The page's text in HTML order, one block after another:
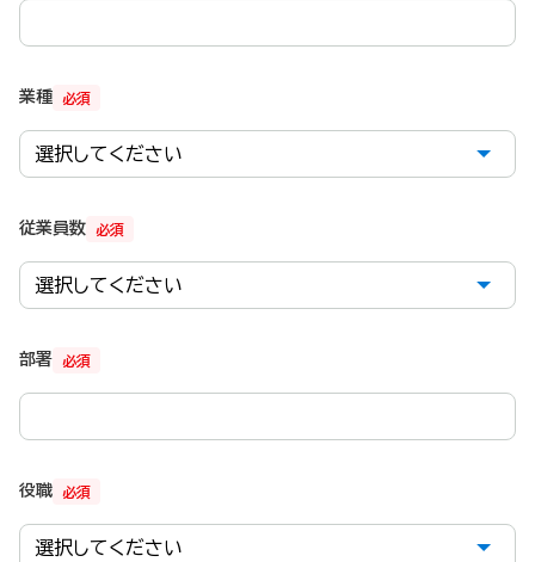
必須
業種
必須
従業員数
必須
部署
必須
役職